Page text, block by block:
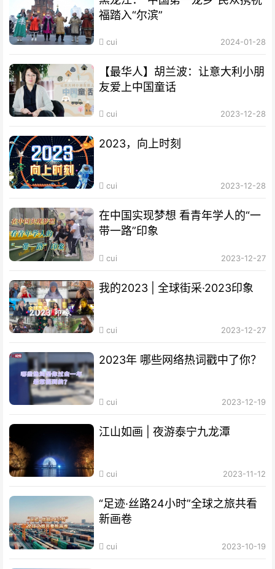
福踏入“尔滨”
cui 2024-01-28
【最华人】胡兰波：让意大利小朋
友爱上中国童话
cui 2023-12-28
2023，向上时刻
cui 2023-12-28
在中国实现梦想 看青年学人的“一
带一路”印象
cui 2023-12-27
我的2023 | 全球街采·2023印象
cui 2023-12-27
2023年 哪些网络热词戳中了你？
cui 2023-12-19
江山如画 | 夜游泰宁九龙潭
cui 2023-11-12
“足迹·丝路24小时”全球之旅共看
新画卷
cui 2023-10-19